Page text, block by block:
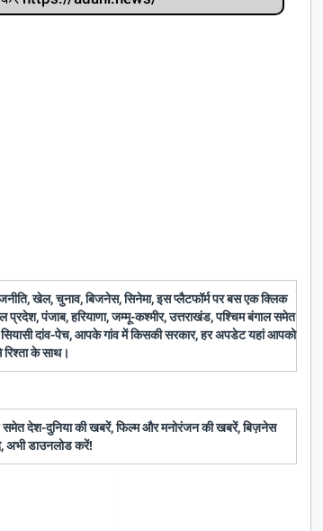
खेल, चुनाव, बिजनेस, सिनेमा, इस प्लैटफॉर्म पर बस एक क्लिक
प्रदेश, पंजाब, हरियाणा, जम्मू-कश्मीर, उत्तराखंड, पश्चिम बंगाल समेत
सियासी दांव-पेच, आपके गांव में किसकी सरकार, हर अपडेट यहां आपको
के साथ।
समेत देश-दुनिया की खबरें, फिल्म और मनोरंजन की खबरें, बिज़नेस
अभी डाउनलोड करें!